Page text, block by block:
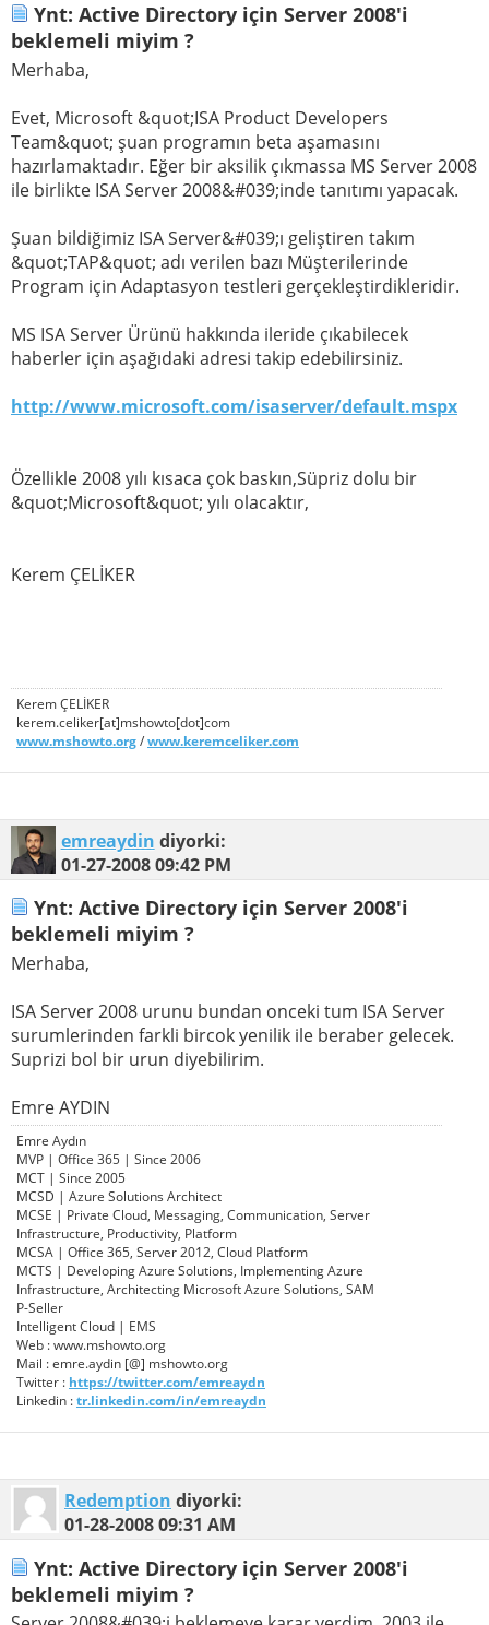
Ynt: Active Directory için Server 2008'i
beklemeli miyim ?
Merhaba,
Evet, Microsoft &quot;ISA Product Developers
Team&quot; şuan programın beta aşamasını
hazırlamaktadır. Eğer bir aksilik çıkmassa MS Server 2008
ile birlikte ISA Server 2008&#039;inde tanıtımı yapacak.
Şuan bildiğimiz ISA Server&#039;ı geliştiren takım
&quot;TAP&quot; adı verilen bazı Müşterilerinde
Program için Adaptasyon testleri gerçekleştirdikleridir.
MS ISA Server Ürünü hakkında ileride çıkabilecek
haberler için aşağıdaki adresi takip edebilirsiniz.
http://www.microsoft.com/isaserver/default.mspx
Özellikle 2008 yılı kısaca çok baskın,Süpriz dolu bir
&quot;Microsoft&quot; yılı olacaktır,
Kerem ÇELİKER
Kerem ÇELİKER
kerem.celiker[at]mshowto[dot]com
www.mshowto.org/www.keremceliker.com
emreaydin diyorki:
01-27-200809:42 PM
Ynt: Active Directory için Server 2008'i
beklemeli miyim ?
Merhaba,
ISA Server 2008 urunu bundan onceki tum ISA Server
surumlerinden farkli bircok yenilik ile beraber gelecek.
Suprizi bol bir urun diyebilirim.
Emre AYDIN
Emre Aydın
MVP | Office 365 | Since 2006
MCT | Since 2005
MCSD | Azure Solutions Architect
MCSE | Private Cloud, Messaging, Communication, Server
Infrastructure, Productivity, Platform
MCSA | Office 365, Server 2012, Cloud Platform
MCTS | Developing Azure Solutions, Implementing Azure
Infrastructure, Architecting Microsoft Azure Solutions, SAM
P-Seller
Intelligent Cloud | EMS
Web : www.mshowto.org
Mail : emre.aydin [@] mshowto.org
Twitter : https://twitter.com/emreaydn
Linkedin :tr.linkedin.com/in/emreaydn
Redemption diyorki:
01-28-200809:31 AM
Ynt: Active Directory için Server 2008'i
beklemeli miyim ?